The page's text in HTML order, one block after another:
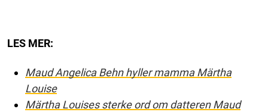
LES MER:
Maud Angelica Behn hyller mamma Märtha
Louise
Märtha Louises sterke ord om datteren Maud